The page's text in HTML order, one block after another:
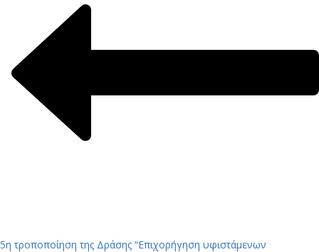
5η τροποποίηση της Δράσης “Επιχορήγηση υφιστάμενων